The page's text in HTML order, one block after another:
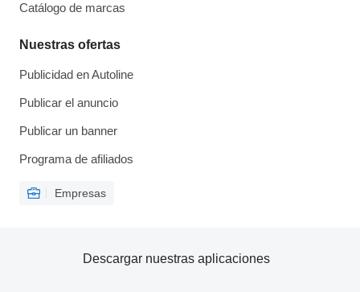
Catálogo de marcas
Nuestras ofertas
Publicidad en Autoline
Publicar el anuncio
Publicar un banner
Programa de afiliados
Empresas
Descargar nuestras aplicaciones